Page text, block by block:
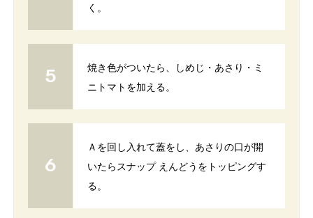
く。
焼き色がついたら、しめじ・あさり・ミ
ニトマトを加える。
Ａを回し入れて蓋をし、あさりの口が開
いたらスナップ えんどうをトッピングす
る。